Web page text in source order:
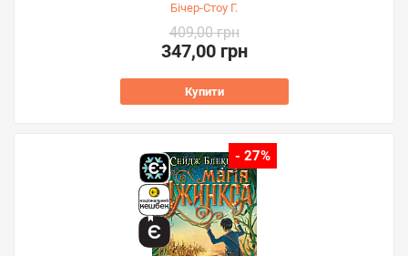
Бічер-Стоу Г.
409,00 грн
347,00 грн
Купити
- 27%